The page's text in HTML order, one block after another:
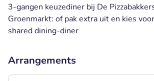
3-gangen keuzediner bij De
Groenmarkt: of pak extra uit en kies
shared dining-diner
Arrangements